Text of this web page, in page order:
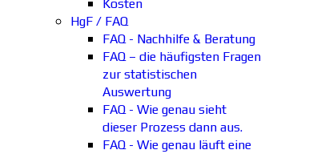
Kosten
HgF / FAQ
FAQ - Nachhilfe & Beratung
FAQ – die häufigsten Fragen
zur statistischen
Auswertung
FAQ - Wie genau sieht
dieser Prozess dann aus.
FAQ - Wie genau läuft eine